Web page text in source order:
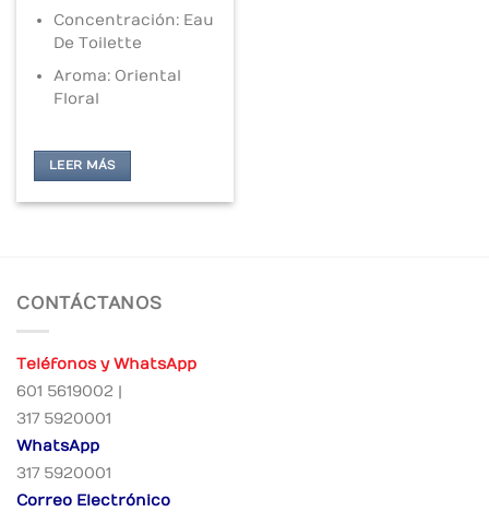
Concentración: Eau
De Toilette
Aroma: Oriental
Floral
LEER MÁS
CONTÁCTANOS
Teléfonos y WhatsApp
601 5619002 |
317 5920001
WhatsApp
317 5920001
Correo Electrónico